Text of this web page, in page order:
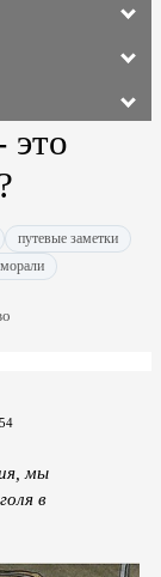
это
путевые заметки
мы
в